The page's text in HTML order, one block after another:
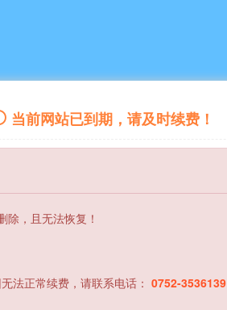
当前网站已到期，请及时续费！
除，且无法恢复！
法正常续费，请联系电话： 0752-3536139